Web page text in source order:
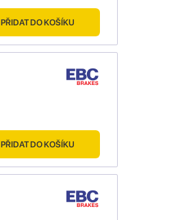
PŘIDAT DO KOŠÍKU
PŘIDAT DO KOŠÍKU